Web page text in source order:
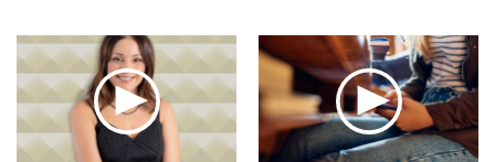
Οικονομική
Οικονομία
Real Estate
Επιχειρήσεις
Αφιερώματα
Πολιτική
Οικονομία
Γενικά